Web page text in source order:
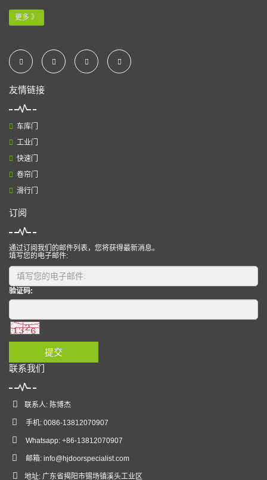
更多 》
友情链接
车库门
工业门
快速门
卷帘门
滑行门
订阅
通过订阅我们的邮件列表，您将获得最新消息。
填写您的电子邮件:
验证码:
提交
联系我们
联系人: 陈博杰
手机: 0086-13812070907
Whatsapp: +86-13812070907
邮箱: info@hjdoorspecialist.com
地址: 广东省揭阳市锡场镇溪头工业区